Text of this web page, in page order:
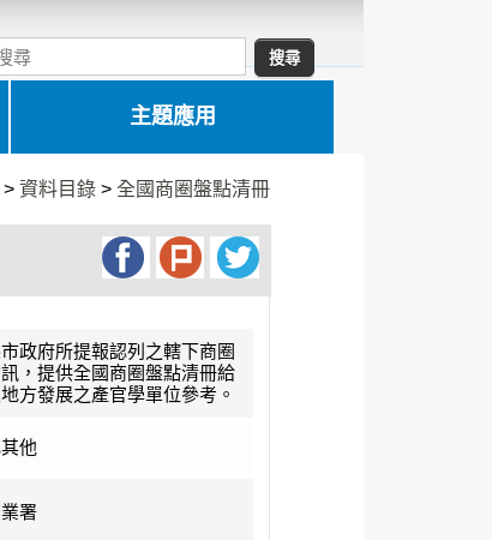
主題應用
>資料目錄 >全國商圈盤點清冊
政府所提報認列之轄下商圈
，提供全國商圈盤點清冊給
方發展之產官學單位參考。
他
署